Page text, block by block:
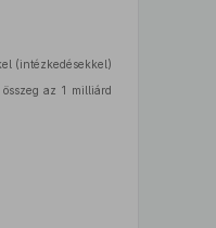
(intézkedésekkel)
az 1 milliárd